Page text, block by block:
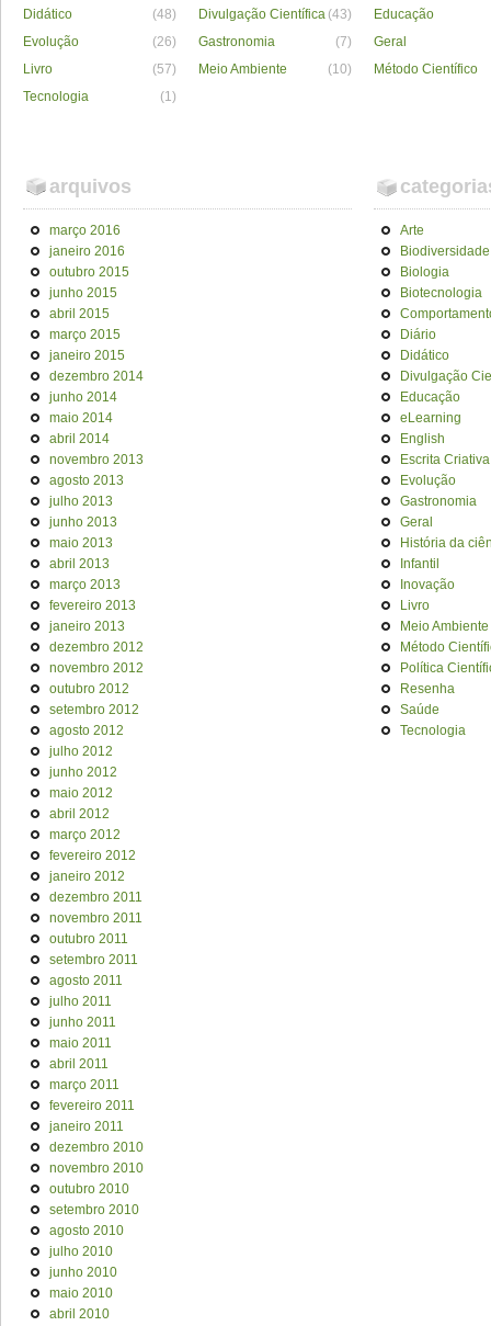
Didático (48) Divulgação Científica (43)
Educação
Evolução
(26) Gastronomia (7)
Geral
Livro
(57) Meio Ambiente (10)
Método Científico
Tecnologia
(1)
arquivos
março 2016
janeiro 2016
outubro 2015
junho 2015
abril 2015
março 2015
janeiro 2015
dezembro 2014
junho 2014
maio 2014
abril 2014
novembro 2013
agosto 2013
julho 2013
junho 2013
maio 2013
abril 2013
março 2013
fevereiro 2013
janeiro 2013
dezembro 2012
novembro 2012
outubro 2012
setembro 2012
agosto 2012
julho 2012
junho 2012
maio 2012
abril 2012
março 2012
fevereiro 2012
janeiro 2012
dezembro 2011
novembro 2011
outubro 2011
setembro 2011
agosto 2011
julho 2011
junho 2011
maio 2011
abril 2011
março 2011
fevereiro 2011
janeiro 2011
dezembro 2010
novembro 2010
outubro 2010
setembro 2010
agosto 2010
julho 2010
junho 2010
maio 2010
abril 2010
Arte
Biodiversidade
Biologia
Biotecnologia
Diário
Didático
Divulgação
Educação
eLearning
English
Escrita Criativa
Evolução
Gastronomia
Geral
História da
Infantil
Inovação
Livro
Meio Ambiente
Método
Política
Resenha
Saúde
Tecnologia